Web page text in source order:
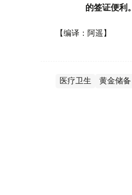
的签证便利
【编译：阿遥】
医疗卫生 黄金储备